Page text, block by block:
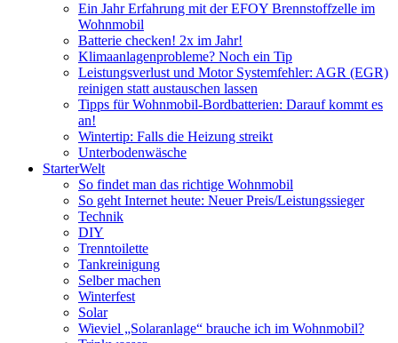
Ein Jahr Erfahrung mit der EFOY Brennstoffzelle im
Wohnmobil
Batterie checken! 2x im Jahr!
Klimaanlagenprobleme? Noch ein Tip
Leistungsverlust und Motor Systemfehler: AGR (EGR)
reinigen statt austauschen lassen
Tipps für Wohnmobil-Bordbatterien: Darauf kommt es
an!
Wintertip: Falls die Heizung streikt
Unterbodenwäsche
StarterWelt
So findet man das richtige Wohnmobil
So geht Internet heute: Neuer Preis/Leistungssieger
Technik
DIY
Trenntoilette
Tankreinigung
Selber machen
Winterfest
Solar
Wieviel „Solaranlage“ brauche ich im Wohnmobil?